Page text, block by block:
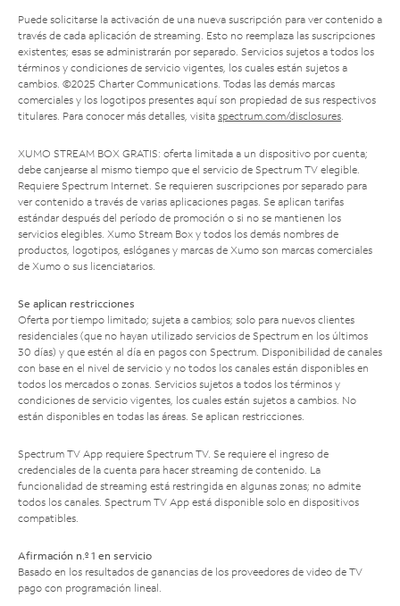
Puede solicitarse la activación de una nueva suscripción para ver contenido a
través de cada aplicación de streaming. Esto no reemplaza las suscripciones
existentes; esas se administrarán por separado. Servicios sujetos a todos los
términos y condiciones de servicio vigentes, los cuales están sujetos a
cambios. ©2025 Charter Communications. Todas las demás marcas
comerciales y los logotipos presentes aquí son propiedad de sus respectivos
titulares. Para conocer más detalles, visita spectrum.com/disclosures.
XUMO STREAM BOX GRATIS: oferta limitada a un dispositivo por cuenta;
debe canjearse al mismo tiempo que el servicio de Spectrum TV elegible.
Requiere Spectrum Internet. Se requieren suscripciones por separado para
ver contenido a través de varias aplicaciones pagas. Se aplican tarifas
estándar después del período de promoción o si no se mantienen los
servicios elegibles. Xumo Stream Box y todos los demás nombres de
productos, logotipos, eslóganes y marcas de Xumo son marcas comerciales
de Xumo o sus licenciatarios.
Se aplican restricciones
Oferta por tiempo limitado; sujeta a cambios; solo para nuevos clientes
residenciales (que no hayan utilizado servicios de Spectrum en los últimos
30 días) y que estén al día en pagos con Spectrum. Disponibilidad de canales
con base en el nivel de servicio y no todos los canales están disponibles en
todos los mercados o zonas. Servicios sujetos a todos los términos y
condiciones de servicio vigentes, los cuales están sujetos a cambios. No
están disponibles en todas las áreas. Se aplican restricciones.
Spectrum TV App requiere Spectrum TV. Se requiere el ingreso de
credenciales de la cuenta para hacer streaming de contenido. La
funcionalidad de streaming está restringida en algunas zonas; no admite
todos los canales. Spectrum TV App está disponible solo en dispositivos
compatibles.
Afirmación n.º 1 en servicio
Basado en los resultados de ganancias de los proveedores de video de TV
pago con programación lineal.